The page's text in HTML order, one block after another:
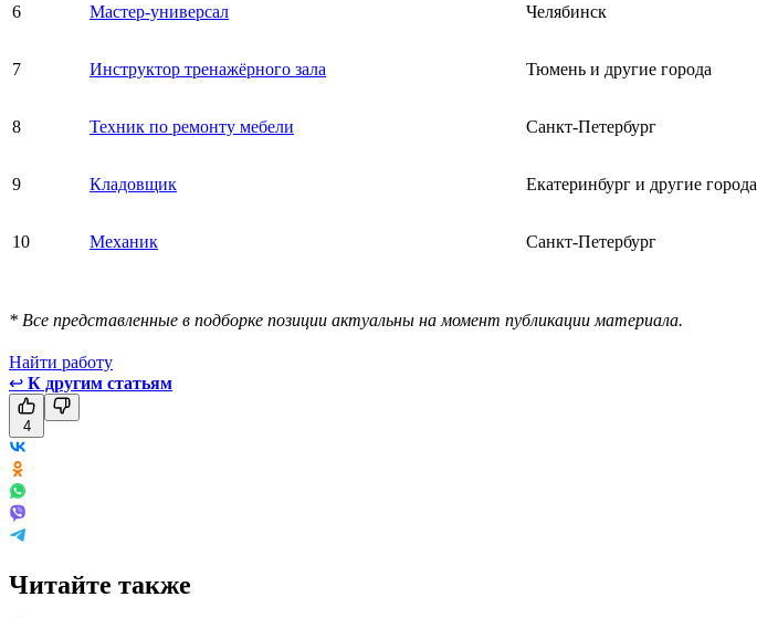
6 Мастер-универсал Челябинск
7 Инструктор тренажёрного зала Тюмень и другие города
8 Техник по ремонту мебели Санкт-Петербург
9 Кладовщик Екатеринбург и другие города
10 Механик Санкт-Петербург
* Все представленные в подборке позиции актуальны на момент публикации материала.
Найти работу
↩ К другим статьям
4
Читайте также